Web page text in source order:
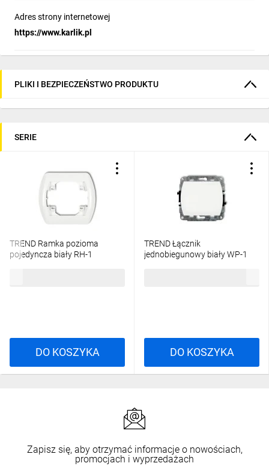
Adres strony internetowej
https://www.karlik.pl
PLIKI I BEZPIECZEŃSTWO PRODUKTU
SERIE
TREND Ramka pozioma
pojedyncza biały RH-1
DO KOSZYKA
TREND Łącznik
jednobiegunowy biały WP-1
DO KOSZYKA
Zapisz się, aby otrzymać informacje o nowościach,
promocjach i wyprzedażach